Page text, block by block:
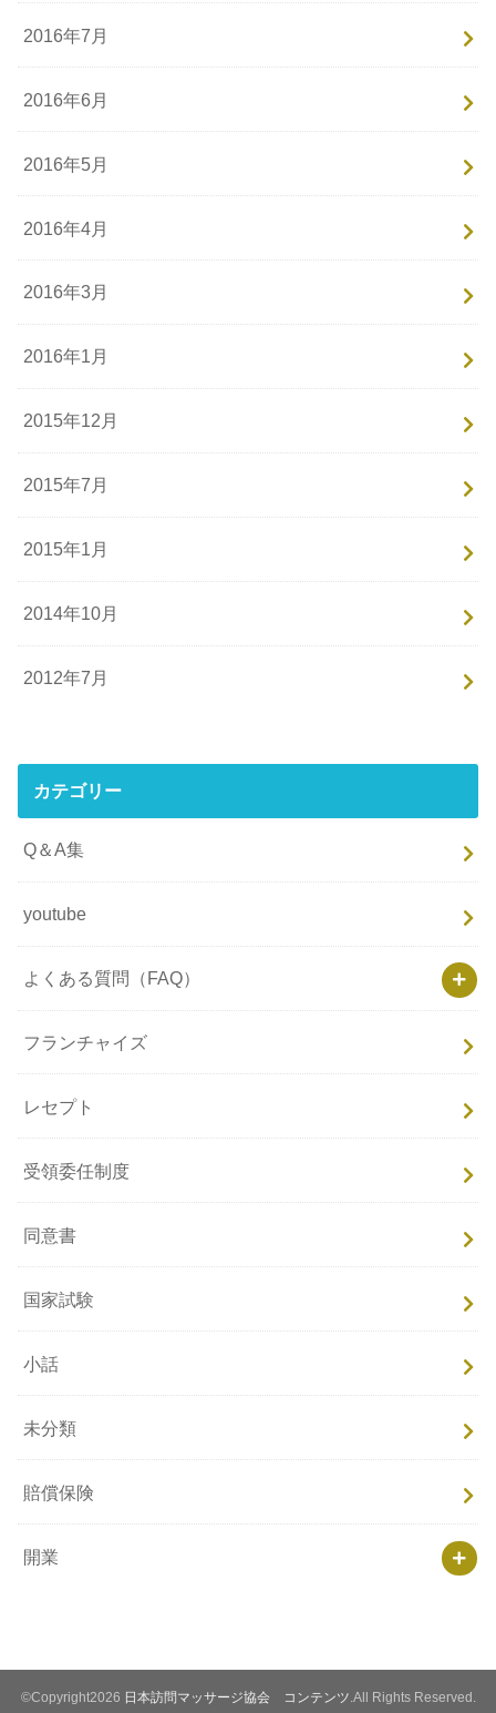
2016年7月
2016年6月
2016年5月
2016年4月
2016年3月
2016年1月
2015年12月
2015年7月
2015年1月
2014年10月
2012年7月
カテゴリー
Q＆A集
youtube
よくある質問（FAQ）
フランチャイズ
レセプト
受領委任制度
同意書
国家試験
小話
未分類
賠償保険
開業
©Copyright2026 日本訪問マッサージ協会 コンテンツ.All Rights Reserved.